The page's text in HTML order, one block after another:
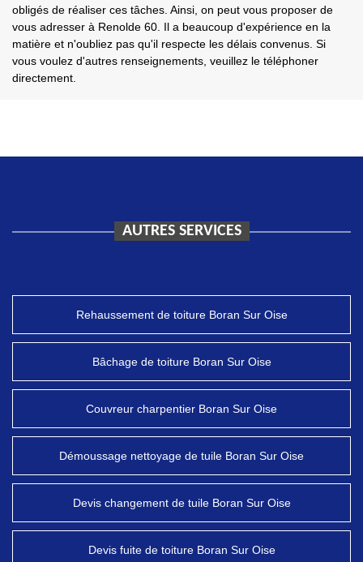
obligés de réaliser ces tâches. Ainsi, on peut vous proposer de
vous adresser à Renolde 60. Il a beaucoup d'expérience en la
matière et n'oubliez pas qu'il respecte les délais convenus. Si
vous voulez d'autres renseignements, veuillez le téléphoner
directement.
AUTRES SERVICES
Rehaussement de toiture Boran Sur Oise
Bâchage de toiture Boran Sur Oise
Couvreur charpentier Boran Sur Oise
Démoussage nettoyage de tuile Boran Sur Oise
Devis changement de tuile Boran Sur Oise
Devis fuite de toiture Boran Sur Oise